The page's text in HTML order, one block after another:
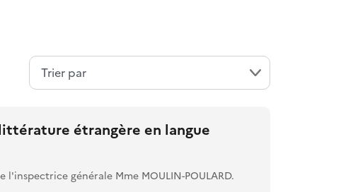
étrangère en langue
l'inspectrice générale Mme MOULIN-POULARD.